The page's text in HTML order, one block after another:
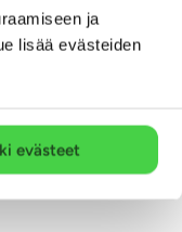
ja
lisää evästeiden
evästeet